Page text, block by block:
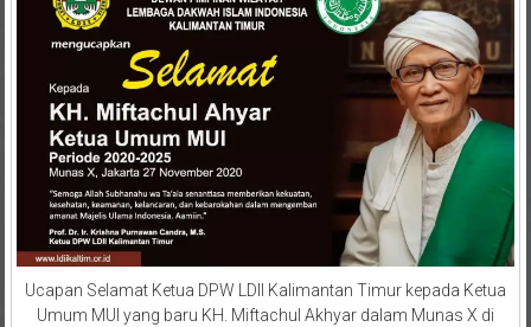
Ucapan Selamat Ketua DPW LDII Kalimantan Timur kepada Ketua
Umum MUI yang baru KH. Miftachul Akhyar dalam Munas X di
Jakarta, (27/11). Foto: LINES